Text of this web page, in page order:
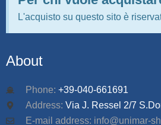
L'acquisto su questo sito è
About
Phone: +39-040-661691
Address: Via J. Ressel 2/7
E-mail address: info@unimar-